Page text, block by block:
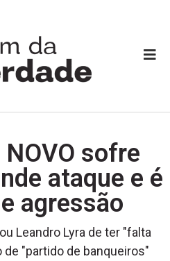
sofre
ataque e é
agressão
Leandro Lyra de ter "falta
"partido de banqueiros"